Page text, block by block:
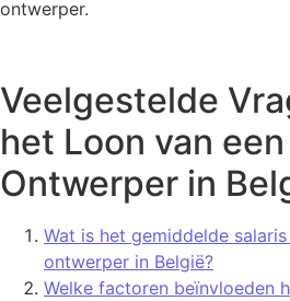
ontwerper.
Veelgestelde
het Loon van
Ontwerper in
Wat is het gemiddelde
ontwerper in België?
Welke factoren beïnvloeden